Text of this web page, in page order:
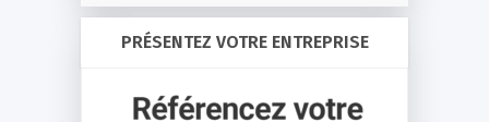
PRÉSENTEZ VOTRE ENTREPRISE